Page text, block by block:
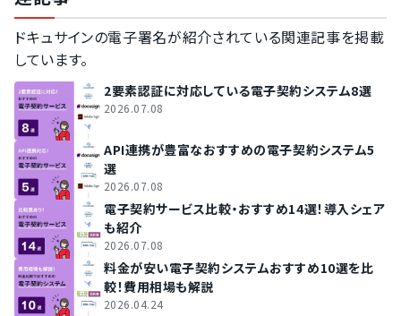
ドキュサインの電子署名が紹介されている関連記事を掲載
しています。
2要素認証に対応している電子契約システム8選
2026.07.08
API連携が豊富なおすすめの電子契約システム5
選
2026.07.08
電子契約サービス比較・おすすめ14選！導入シェア
も紹介
2026.07.08
料金が安い電子契約システムおすすめ10選を比
較！費用相場も解説
2026.04.24